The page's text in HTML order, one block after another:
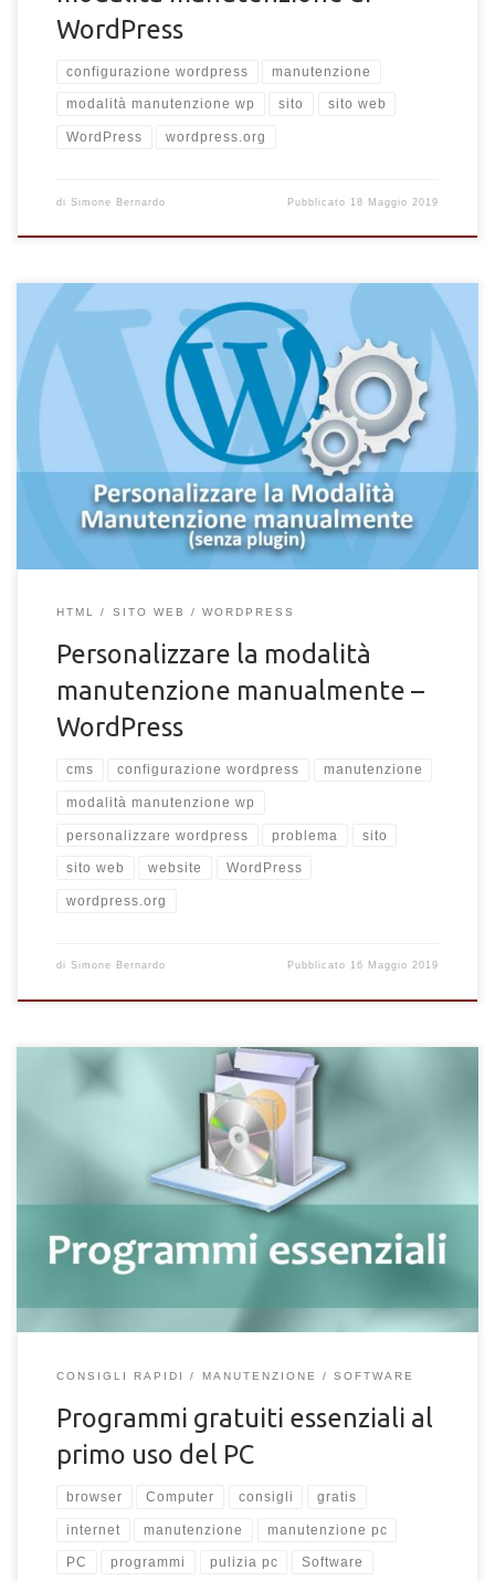
WordPress
configurazione wordpress manutenzione
modalità manutenzione wp sito sito web
WordPress wordpress.org
di Simone Bernardo Pubblicato 18 Maggio 2019
Vuoi personalizzare la modalità manutenzione del tuo sito
WordPress manualmente senza utilizzare o installare plugin di
terze parti e invadenti? In questo articolo troverai la procedura
per personalizzare manualmente la tua pagina della modalità
manutenzione di WordPress, che verrà visualizzata nel
momento in cui verrà eseguito l’aggiornamento di un tema o di
un plugin. In sostituzione della pagina di default […]
HTML SITO WEB WORDPRESS
Personalizzare la modalità
manutenzione manualmente –
WordPress
cms configurazione wordpress manutenzione
modalità manutenzione wp
personalizzare wordpress problema sito
sito web website WordPress
wordpress.org
di Simone Bernardo Pubblicato 16 Maggio 2019
I migliori programmi gratuiti da installare sul proprio PC.
Software da ottenere al primo utilizzo di un computer
CONSIGLI RAPIDI MANUTENZIONE SOFTWARE
Programmi gratuiti essenziali al
primo uso del PC
browser Computer consigli gratis
internet manutenzione manutenzione pc
PC programmi pulizia pc Software